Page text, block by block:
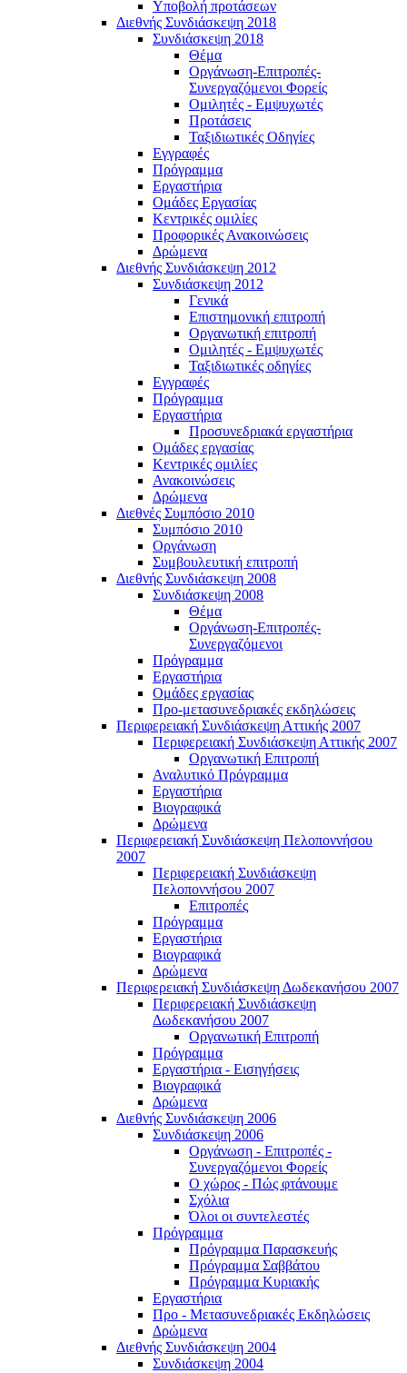
Υποβολή προτάσεων
Διεθνής Συνδιάσκεψη 2018
Συνδιάσκεψη 2018
Θέμα
Οργάνωση-Επιτροπές-
Συνεργαζόμενοι Φορείς
Ομιλητές - Εμψυχωτές
Προτάσεις
Ταξιδιωτικές Οδηγίες
Εγγραφές
Πρόγραμμα
Εργαστήρια
Ομάδες Εργασίας
Κεντρικές ομιλίες
Προφορικές Ανακοινώσεις
Δρώμενα
Διεθνής Συνδιάσκεψη 2012
Συνδιάσκεψη 2012
Γενικά
Επιστημονική επιτροπή
Οργανωτική επιτροπή
Ομιλητές - Εμψυχωτές
Ταξιδιωτικές οδηγίες
Εγγραφές
Πρόγραμμα
Εργαστήρια
Προσυνεδριακά εργαστήρια
Ομάδες εργασίας
Κεντρικές ομιλίες
Ανακοινώσεις
Δρώμενα
Διεθνές Συμπόσιο 2010
Συμπόσιο 2010
Οργάνωση
Συμβουλευτική επιτροπή
Διεθνής Συνδιάσκεψη 2008
Συνδιάσκεψη 2008
Θέμα
Οργάνωση-Επιτροπές-
Συνεργαζόμενοι
Πρόγραμμα
Εργαστήρια
Ομάδες εργασίας
Προ-μετασυνεδριακές εκδηλώσεις
Περιφερειακή Συνδιάσκεψη Αττικής 2007
Περιφερειακή Συνδιάσκεψη Αττικής 2007
Οργανωτική Επιτροπή
Αναλυτικό Πρόγραμμα
Εργαστήρια
Βιογραφικά
Δρώμενα
Περιφερειακή Συνδιάσκεψη Πελοποννήσου
2007
Περιφερειακή Συνδιάσκεψη
Πελοποννήσου 2007
Επιτροπές
Πρόγραμμα
Εργαστήρια
Βιογραφικά
Δρώμενα
Περιφερειακή Συνδιάσκεψη Δωδεκανήσου 2007
Περιφερειακή Συνδιάσκεψη
Δωδεκανήσου 2007
Οργανωτική Επιτροπή
Πρόγραμμα
Εργαστήρια - Εισηγήσεις
Βιογραφικά
Δρώμενα
Διεθνής Συνδιάσκεψη 2006
Συνδιάσκεψη 2006
Οργάνωση - Επιτροπές -
Συνεργαζόμενοι Φορείς
Ο χώρος - Πώς φτάνουμε
Σχόλια
Όλοι οι συντελεστές
Πρόγραμμα
Πρόγραμμα Παρασκευής
Πρόγραμμα Σαββάτου
Πρόγραμμα Κυριακής
Εργαστήρια
Προ - Μετασυνεδριακές Εκδηλώσεις
Δρώμενα
Διεθνής Συνδιάσκεψη 2004
Συνδιάσκεψη 2004